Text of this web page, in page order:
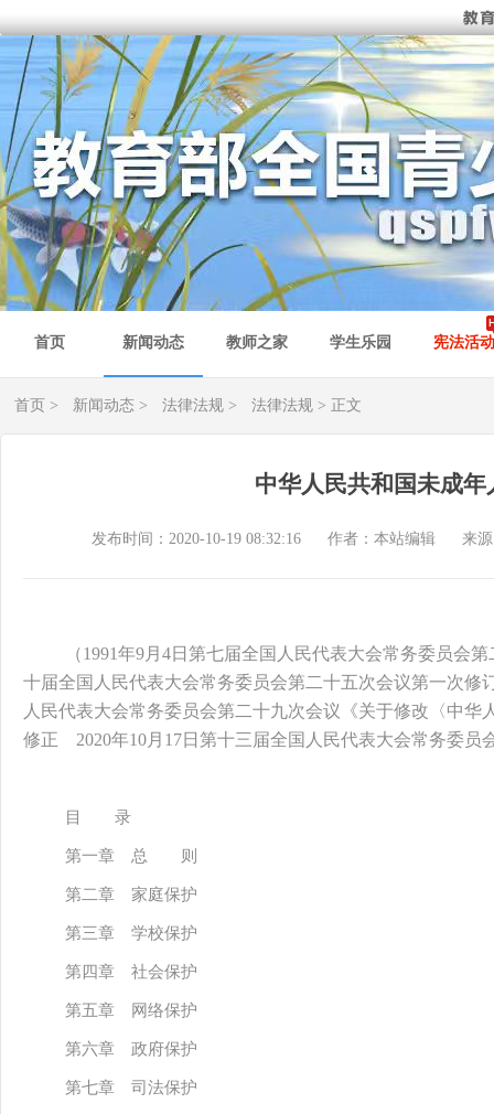
首页 新闻动态 教师之家 学生乐园 宪法活动
首页 > 新闻动态 > 法律法规 > 法律法规 > 正文
中华人民共和国未成年
发布时间：2020-10-19 08:32:16 作者：本站编辑 来
（1991年9月4日第七届全国人民代表大会常务委员会
十届全国人民代表大会常务委员会第二十五次会议第一次
人民代表大会常务委员会第二十九次会议《关于修改〈中华
修正 2020年10月17日第十三届全国人民代表大会常务委员
目 录
第一章 总 则
第二章 家庭保护
第三章 学校保护
第四章 社会保护
第五章 网络保护
第六章 政府保护
第七章 司法保护